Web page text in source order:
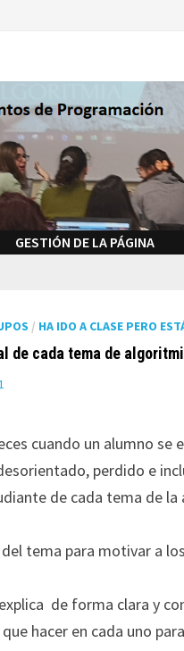
GESTIÓN DE LA PÁGINA
/ HA IDO A CLASE PERO
de cada tema de
cuando un alumno
perdido e
de cada tema de
tema para motivar a
de forma clara y
hacer en cada uno